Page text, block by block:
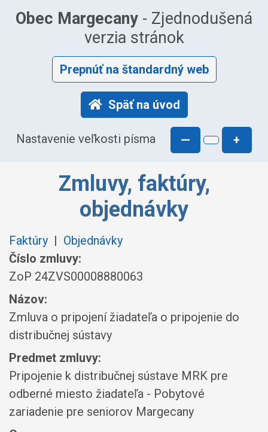
Obec Margecany - Zjednodušená
verzia stránok
Prepnúť na štandardný web
Späť na úvod
Nastavenie veľkosti písma — +
Zmluvy, faktúry,
objednávky
Faktúry | Objednávky
Číslo zmluvy:
ZoP 24ZVS00008880063
Názov:
Zmluva o pripojení žiadateľa o pripojenie do
distribučnej sústavy
Predmet zmluvy:
Pripojenie k distribučnej sústave MRK pre
odberné miesto žiadateľa - Pobytové
zariadenie pre seniorov Margecany